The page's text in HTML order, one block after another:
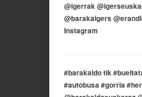
@igerrak
@barakaigers
Instagram
#barakaldo tik
#autobusa #gorria